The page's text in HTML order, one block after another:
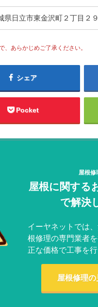
県日立市東金沢町２丁目２
あらかじめご了承ください。
シェア
Pocket
屋根修
屋根に関する
で解決
イーヤネットでは
根修理の専門業者
正な価格で工事を
屋根修理